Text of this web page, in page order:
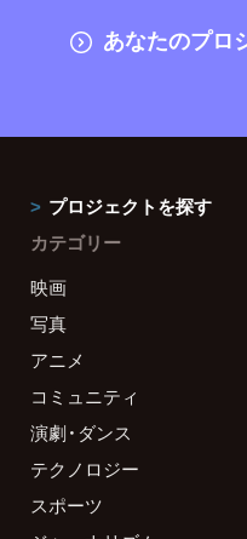
あなたのプロ
プロジェクトを探す
カテゴリー
映画
写真
アニメ
コミュニティ
演劇・ダンス
テクノロジー
スポーツ